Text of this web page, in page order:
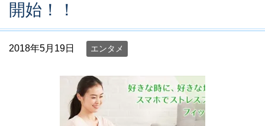
開始！！
2018年5月19日 エンタメ